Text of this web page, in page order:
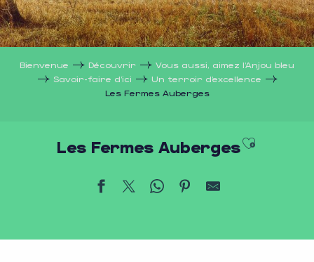
Bienvenue Découvrir
Vous aussi, aimez l’Anjou bleu
Savoir-faire d’ici
Un terroir d’excellence
Les Fermes Auberges
Les Fermes AubergesAjouter